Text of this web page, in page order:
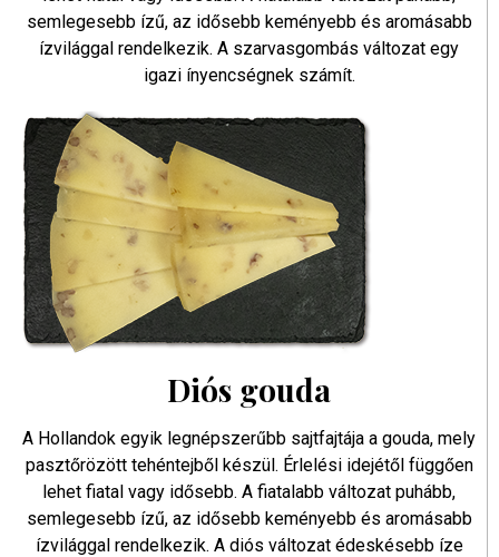
semlegesebb ízű, az idősebb keményebb és aromásabb
ízvilággal rendelkezik. A szarvasgombás változat egy
igazi ínyencségnek számít.
Diós gouda
A Hollandok egyik legnépszerűbb sajtfajtája a gouda, mely
pasztőrözött tehéntejből készül. Érlelési idejétől függően
lehet fiatal vagy idősebb. A fiatalabb változat puhább,
semlegesebb ízű, az idősebb keményebb és aromásabb
ízvilággal rendelkezik. A diós változat édeskésebb íze